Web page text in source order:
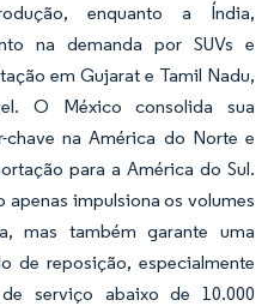
enquanto a Índia,
na demanda por SUVs e
em Gujarat e Tamil Nadu,
O México consolida sua
na América do Norte e
para a América do Sul.
apenas impulsiona os volumes
mas também garante uma
de reposição, especialmente
serviço abaixo de 10.000